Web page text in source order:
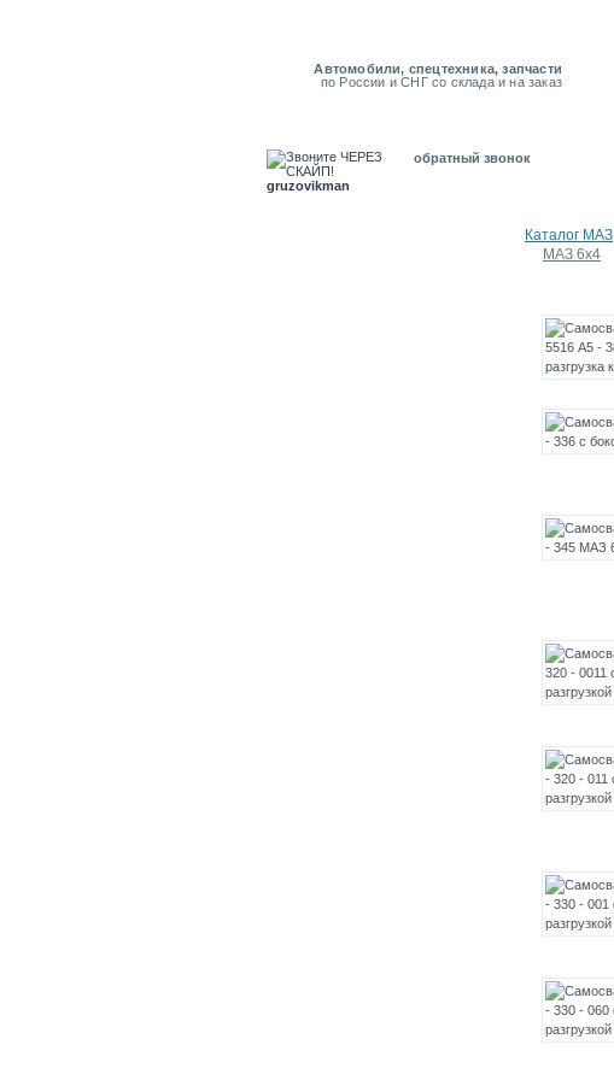
Автомобили, спецтехника, запчасти
по России и СНГ со склада и на заказ
gruzovikman
обратный звонок
Каталог MAЗ
МАЗ 6х4